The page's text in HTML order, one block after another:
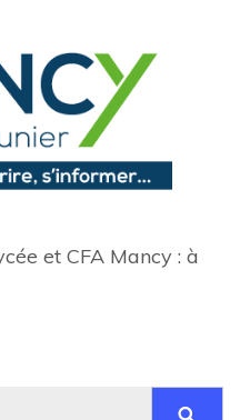
et CFA Mancy : à
Rechercher :